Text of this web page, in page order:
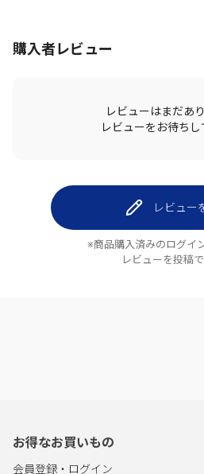
購入者レビュー
レビューはまだあ
レビューをお待ちし
レビュー
※商品購入済みのログイ
レビューを投稿
お得なお買いもの
会員登録・ログイン